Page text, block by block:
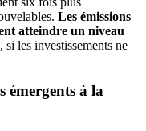
Les émissions
atteindre un niveau
les investissements ne
émergents à la